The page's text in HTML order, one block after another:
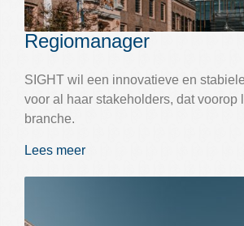
Regiomanager
SIGHT wil een innovatieve en
voor al haar stakeholders, dat voorop
branche.
Lees meer